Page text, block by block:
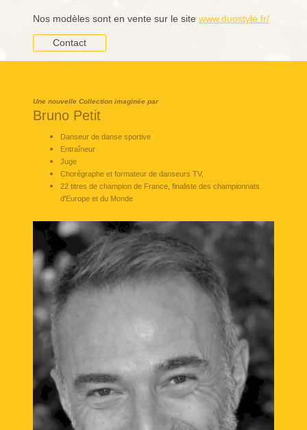
Nos modèles sont en vente sur le site www.duostyle.fr/
Contact
Une nouvelle Collection imaginée par
Bruno Petit
Danseur de danse sportive
Entraîneur
Juge
Chorégraphe et formateur de danseurs TV,
22 titres de champion de France, finaliste des championnats
d'Europe et du Monde